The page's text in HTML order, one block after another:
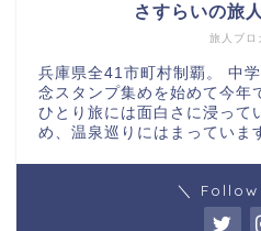
旅人ブロ
さすらいの旅
兵庫県全41市町村制覇。 中
念スタンプ集めを始めて今年
ひとり旅には面白さに浸って
め、温泉巡りにはまっていま
＼ Follow